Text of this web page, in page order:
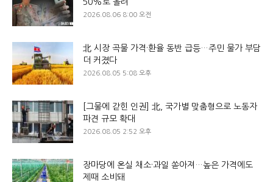
50%로 올려
2026.08.06 8:00 오전
北 시장 곡물 가격·환율 동반 급등…주민 물가 부담
더 커졌다
2026.08.05 5:08 오후
[그물에 갇힌 인권] 北, 국가별 맞춤형으로 노동자
파견 규모 확대
2026.08.05 2:52 오후
장마당에 온실 채소·과일 쏟아져…높은 가격에도
제때 소비돼